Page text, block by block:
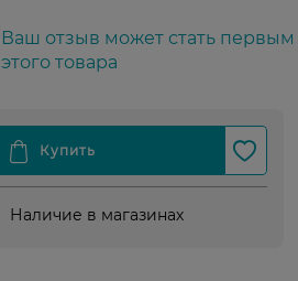
Ваш отзыв может стать первым
этого товара
Наличие в магазинах